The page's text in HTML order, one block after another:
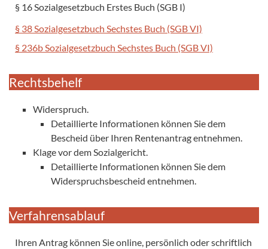
§ 16 Sozialgesetzbuch Erstes Buch (SGB I)
§ 38 Sozialgesetzbuch Sechstes Buch (SGB VI)
§ 236b Sozialgesetzbuch Sechstes Buch (SGB VI)
Rechtsbehelf
Widerspruch.
Detaillierte Informationen können Sie dem
Bescheid über Ihren Rentenantrag entnehmen.
Klage vor dem Sozialgericht.
Detaillierte Informationen können Sie dem
Widerspruchsbescheid entnehmen.
Verfahrensablauf
Ihren Antrag können Sie online, persönlich oder schriftlich